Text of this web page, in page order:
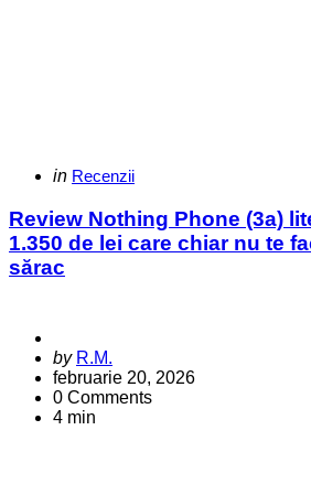
Categories
Posted
in Recenzii
Review Nothing Phone (3a)
1.350 de lei care chiar nu te
sărac
Posted
by
by R.M.
februarie 20, 2026
0 Comments
4 min